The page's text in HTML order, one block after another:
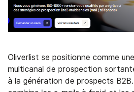
Oliverlist se positionne comme
multicanal de prospection
à la génération de prospects